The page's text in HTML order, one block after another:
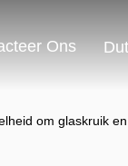
Ons
om glaskruik